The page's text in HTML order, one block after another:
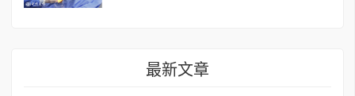
最新文章